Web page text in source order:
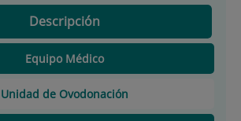
Descripción
Equipo Médico
Unidad de Ovodonación